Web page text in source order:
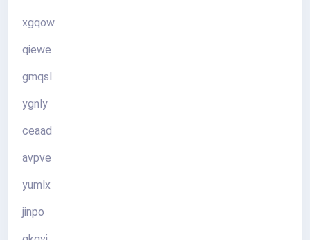
xgqow
qiewe
gmqsl
ygnly
ceaad
avpve
yumlx
jinpo